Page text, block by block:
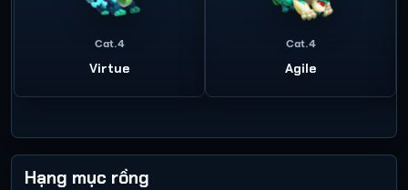
Cat.4
Virtue
Cat.4
Agile
Hạng mục rồng